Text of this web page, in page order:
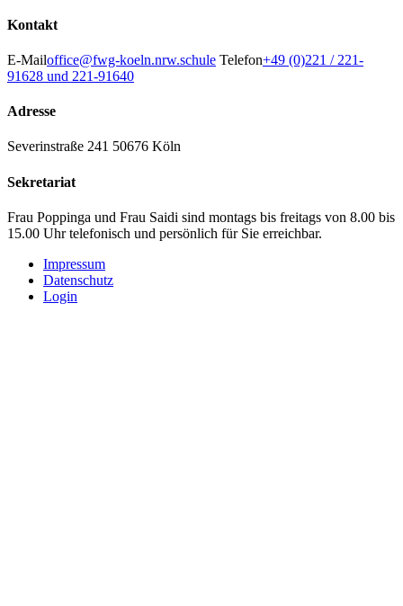
Kontakt
E-Mailoffice@fwg-koeln.nrw.schule Telefon+49 (0)221 / 221-
91628 und 221-91640
Adresse
Severinstraße 241 50676 Köln
Sekretariat
Frau Poppinga und Frau Saidi sind montags bis freitags von 8.00 bis
15.00 Uhr telefonisch und persönlich für Sie erreichbar.
Impressum
Datenschutz
Login